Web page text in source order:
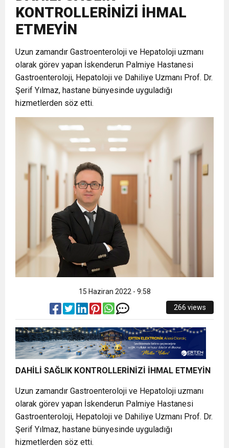
ve Onur Nişanesidir
CUMHURİYET BAYRAMI MESAJI
17:36 KURUMLAR VERGİSİ ERTELENDİ
1:00 İTSO İŞ-KUR SGK TOPLANTI
DUYURUSU
21:40 CEYLANDERE’DE BAŞKAN EMRAH
KARAÇAY’A SEVGİ SELİ
18:22
GÖNÜLLERE DOKUNAN ZİYARET
KONTROLLERİNİZİ İHMAL
ETMEYİN
Uzun zamandır Gastroenteroloji ve Hepatoloji uzmanı
olarak görev yapan İskenderun Palmiye Hastanesi
Gastroenteroloji, Hepatoloji ve Dahiliye Uzmanı Prof. Dr.
Şerif Yılmaz, hastane bünyesinde uyguladığı
hizmetlerden söz etti.
15 Haziran 2022 - 9:58
266 views
DAHİLİ SAĞLIK KONTROLLERİNİZİ İHMAL ETMEYİN
Uzun zamandır Gastroenteroloji ve Hepatoloji uzmanı
olarak görev yapan İskenderun Palmiye Hastanesi
Gastroenteroloji, Hepatoloji ve Dahiliye Uzmanı Prof. Dr.
Şerif Yılmaz, hastane bünyesinde uyguladığı
hizmetlerden söz etti.